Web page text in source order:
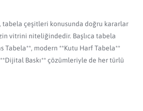
tabela çeşitleri konusunda doğru kararlar
vitrini niteliğindedir. Başlıca tabela
Tabela**, modern **Kutu Harf Tabela**
Baskı** çözümleriyle de her türlü